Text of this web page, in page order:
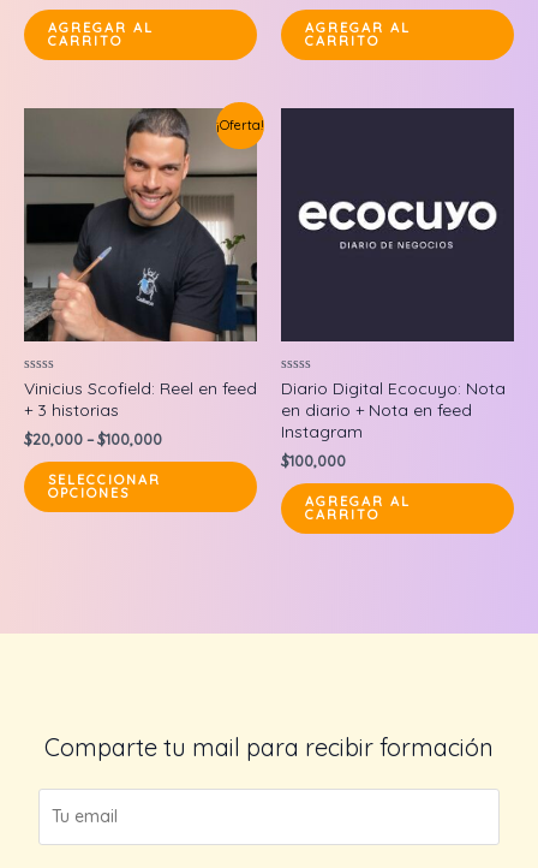
AGREGAR AL
CARRITO
AGREGAR AL
CARRITO
¡Oferta!
Valorado
en
0
de
5
Vinicius Scofield: Reel en feed
+ 3 historias
$20,000–$100,000
SELECCIONAR
OPCIONES
This
product
chosen
Valorado
en
0
de
5
Diario Digital Ecocuyo: Nota
en diario + Nota en feed
Instagram
$100,000
AGREGAR AL
CARRITO
Comparte tu mail para recibir formación